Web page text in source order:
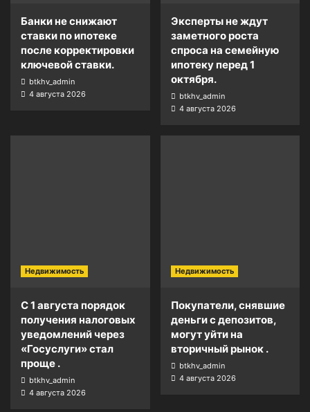
Банки не снижают
ставки по ипотеке
после корректировки
ключевой ставки.
btkhv_admin
4 августа 2026
Эксперты не ждут
заметного роста
спроса на семейную
ипотеку перед 1
октября.
btkhv_admin
4 августа 2026
Недвижимость
С 1 августа порядок
получения налоговых
уведомлений через
«Госуслуги» стал
проще .
btkhv_admin
4 августа 2026
Недвижимость
Покупатели, снявшие
деньги с депозитов,
могут уйти на
вторичный рынок .
btkhv_admin
4 августа 2026